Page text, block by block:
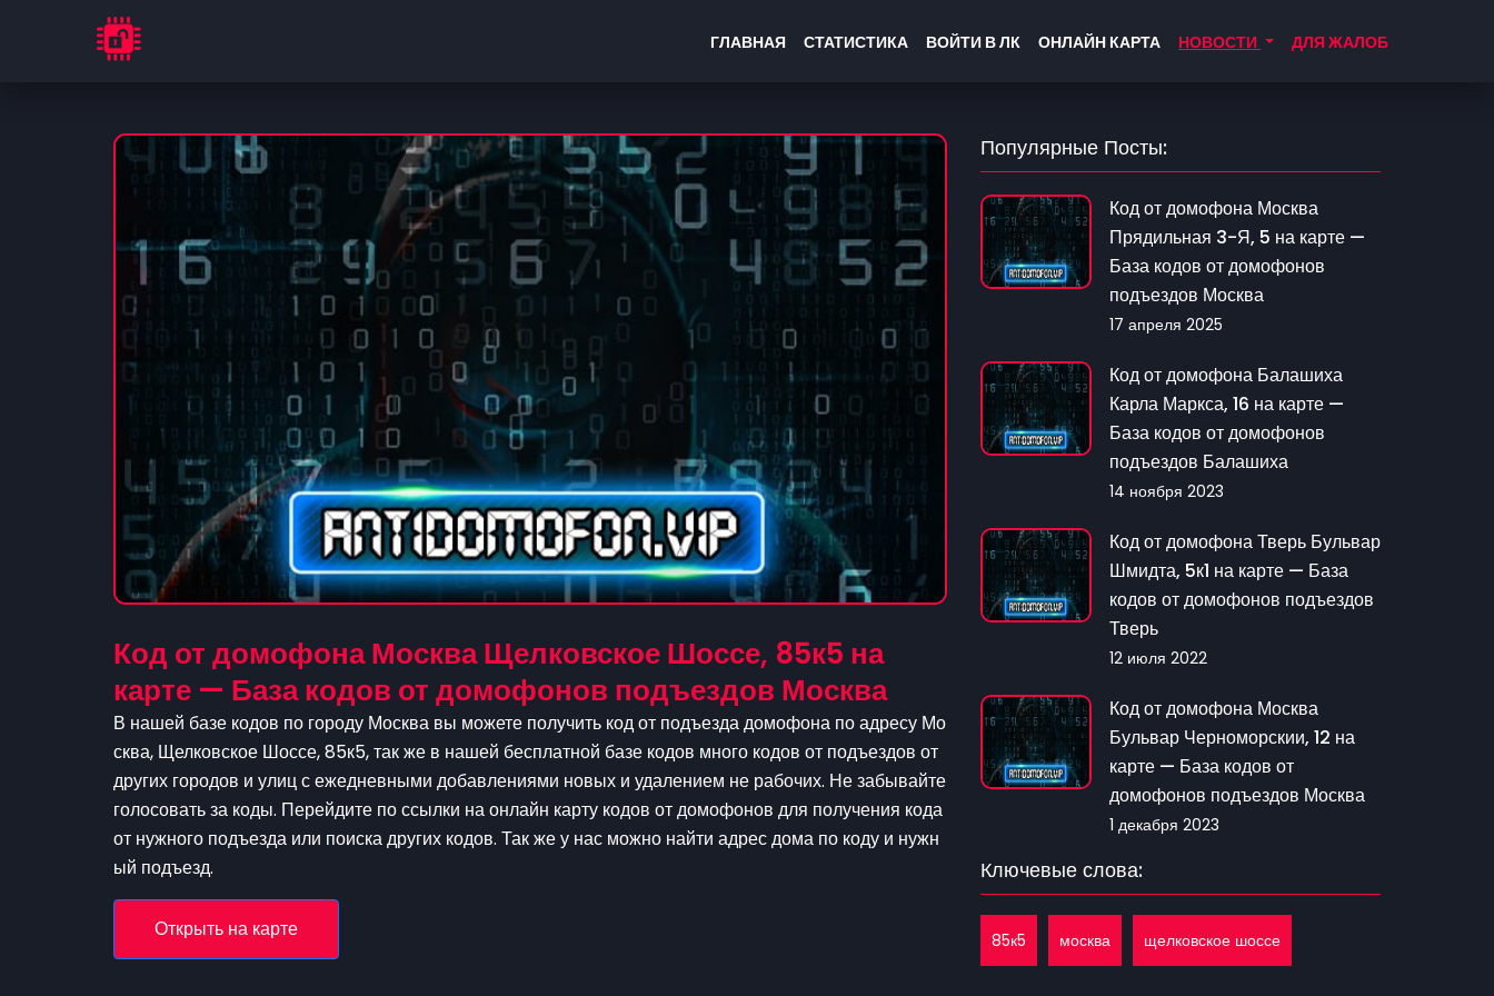
ГЛАВНАЯ СТАТИСТИКА ВОЙТИ В ЛК ОНЛАЙН КАРТА НОВОСТИ ДЛЯ ЖАЛОБ
Код от домофона Москва Щелковское Шоссе, 85к5 на
карте — База кодов от домофонов подъездов Москва
В нашей базе кодов по городу Москва вы можете получить код от подъезда домофона по адресу Мо
сква, Щелковское Шоссе, 85к5, так же в нашей бесплатной базе кодов много кодов от подъездов от
других городов и улиц с ежедневными добавлениями новых и удалением не рабочих. Не забывайте
голосовать за коды. Перейдите по ссылки на онлайн карту кодов от домофонов для получения кода
от нужного подъезда или поиска других кодов. Так же у нас можно найти адрес дома по коду и нужн
ый подъезд.
Открыть на карте
Популярные Посты:
Код от домофона Москва
Прядильная 3-Я, 5 на карте —
База кодов от домофонов
подъездов Москва
17 апреля 2025
Код от домофона Балашиха
Карла Маркса, 16 на карте —
База кодов от домофонов
подъездов Балашиха
14 ноября 2023
Код от домофона Тверь Бульвар
Шмидта, 5к1 на карте — База
кодов от домофонов подъездов
Тверь
12 июля 2022
Код от домофона Москва
Бульвар Черноморскии, 12 на
карте — База кодов от
домофонов подъездов Москва
1 декабря 2023
Ключевые слова:
85к5 москва щелковское шоссе